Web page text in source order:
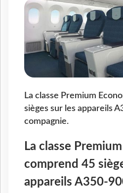
La classe Premium
sièges sur les appareils
compagnie.
La classe
comprend 45
appareils A350-